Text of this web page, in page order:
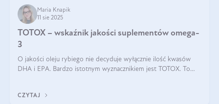
Maria Knapik
11 sie 2025
TOTOX – wskaźnik jakości suplementów omega-
3
O jakości oleju rybiego nie decyduje wyłącznie ilość kwasów
DHA i EPA. Bardzo istotnym wyznacznikiem jest TOTOX. To
CZYTAJ